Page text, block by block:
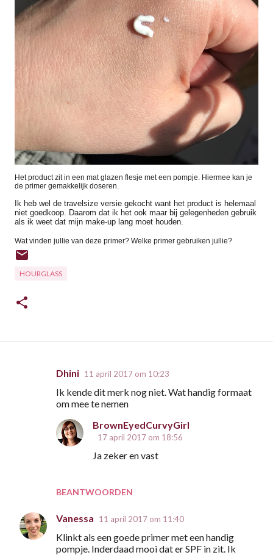
Het product zit in een mat glazen flesje met een pompje. Hiermee kan je
de primer gemakkelijk doseren.
Ik heb wel de travelsize versie gekocht want het product is helemaal
niet goedkoop. Daarom dat ik het ook maar bij gelegenheden gebruik
als ik weet dat mijn make-up lang moet houden.
Wat vinden jullie van deze primer? Welke primer gebruiken jullie?
HOURGLASS
Dhini 11 april 2017 om 10:23
Ik kende dit merk nog niet. Wat handig formaat
om mee te nemen
BEANTWOORDEN
BrownEyedCurvyGirl
17 april 2017 om 18:56
Ja zeker en vast
Vanessa 11 april 2017 om 11:40
Klinkt als een goede primer met een handig
pompje. Inderdaad mooi dat er SPF in zit. Ik